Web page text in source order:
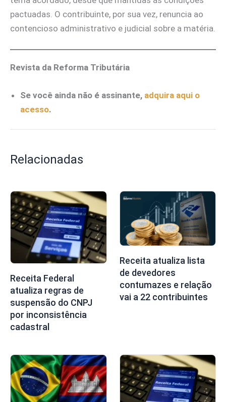
pactuadas. O contribuinte, por sua vez, renuncia ao
contencioso administrativo e judicial sobre a matéria.
Revista da Reforma Tributária
Se você ainda não é assinante, adquira aqui o
acesso.
Relacionadas
Receita Federal
atualiza regras de
suspensão do CNPJ
por inconsistência
cadastral
Receita atualiza lista
de devedores
contumazes e relação
vai a 22 contribuintes